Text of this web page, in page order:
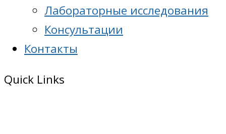
Лабораторные исследования
Консультации
Контакты
Quick Links